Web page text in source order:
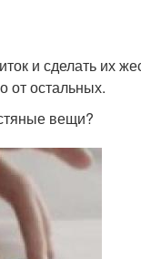
и сделать их
от остальных.
вещи?